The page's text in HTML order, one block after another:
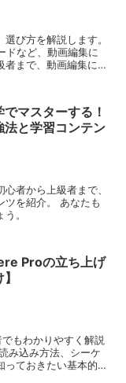
び方を解説します。
ドなど、動画編集に
まで、動画編集に適
マスターする！
法と学習コンテン
者から上級者まで、
ツを紹介。 あなたも
。
Proの立ち上げ
もわかりやすく解説
み込み方法、シーケ
ておきたい基本的な